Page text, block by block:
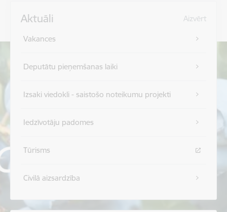
Aktuāli Aizvērt
Vakances
Deputātu pieņemšanas laiki
Izsaki viedokli - saistošo noteikumu projekti
Iedzīvotāju padomes
Tūrisms
Civilā aizsardzība